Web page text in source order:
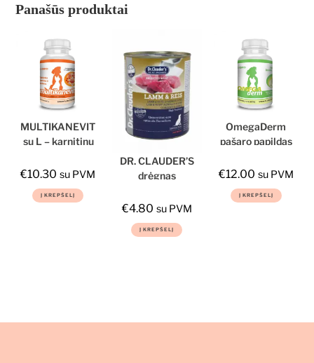
Panašūs produktai
MULTIKANEVIT
su L – karnitinu
€10.30 su PVM
Į KREPŠELĮ
DR. CLAUDER’S
drėgnas
su ėriena,
prebiotikais
€4.80 su PVM
Į KREPŠELĮ
OmegaDerm
pašaro papildas
katėms
€12.00 su PVM
Į KREPŠELĮ